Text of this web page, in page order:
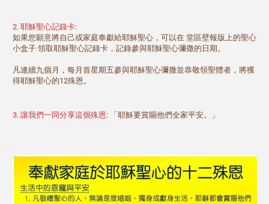
2. 耶穌聖心記錄卡:
如果您願意將自己或家庭奉獻給耶穌聖心，可以在 堂區壁報版上的聖心
小盒子 領取耶穌聖心記錄卡，記錄參與耶穌聖心彌撒的日期。
凡連續九個月，每月首星期五參與耶穌聖心彌撒並恭敬領聖體者，將獲
得耶穌聖心的12殊恩。
3. 讓我們一同分享這個殊恩: 「耶穌要賞賜他們全家平安。」